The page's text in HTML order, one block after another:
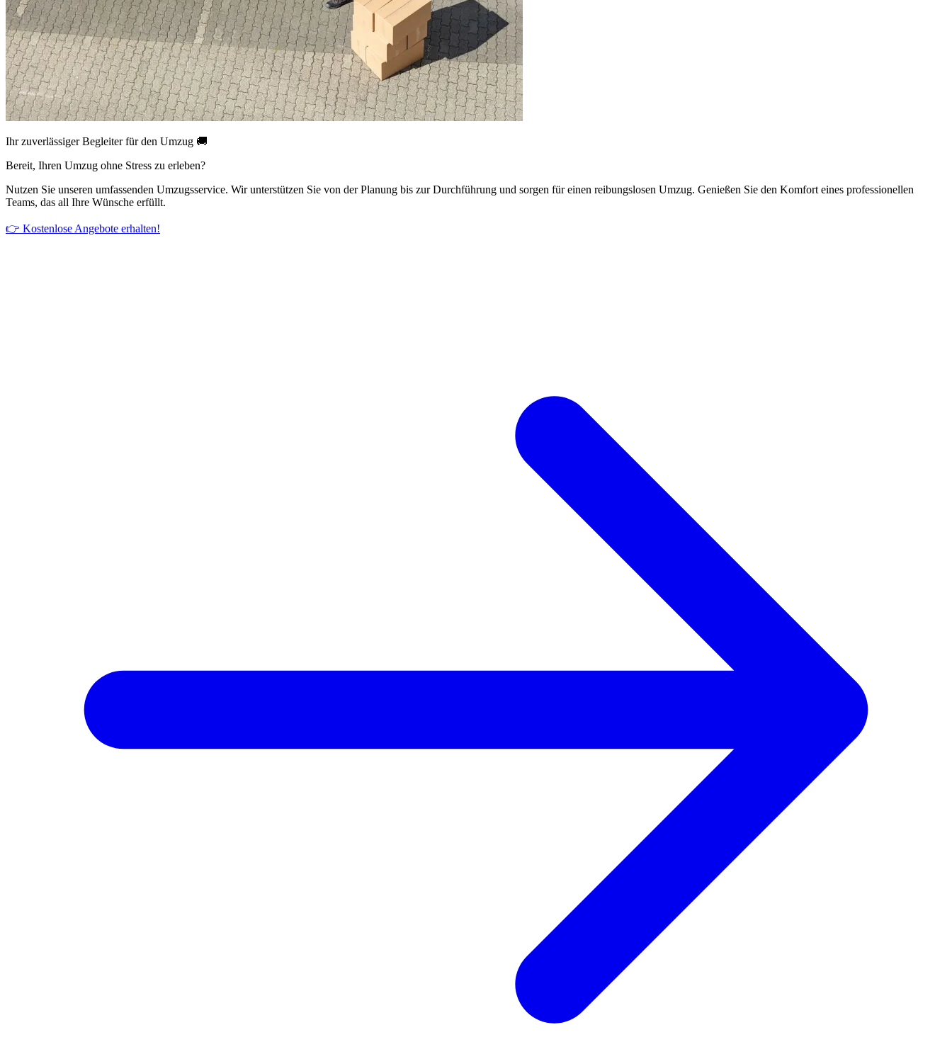
Ihr zuverlässiger Begleiter für den Umzug 🚚
Bereit, Ihren Umzug ohne Stress zu erleben?
Nutzen Sie unseren umfassenden Umzugsservice. Wir unterstützen Sie von der Planung bis zur Durchführung und sorgen für einen reibungslosen Umzug. Genießen Sie den Komfort eines professionellen
Teams, das all Ihre Wünsche erfüllt.
👉 Kostenlose Angebote erhalten!